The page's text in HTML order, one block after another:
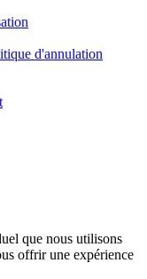
d'annulation
que nous utilisons
offrir une expérience